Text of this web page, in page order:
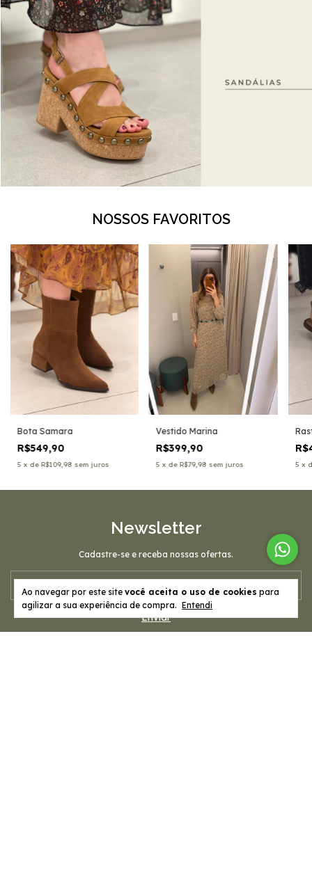
Ao navegar por este site você aceita o uso de cookies para
agilizar a sua experiência de compra. Entendi
NOSSOS FAVORITOS
Bota Samara
R$549,90
5 x de R$109,98 sem juros
Vestido Marina
R$399,90
5 xdeR$79,98 sem juros 5 x
Newsletter
Cadastre-se e receba nossas ofertas.